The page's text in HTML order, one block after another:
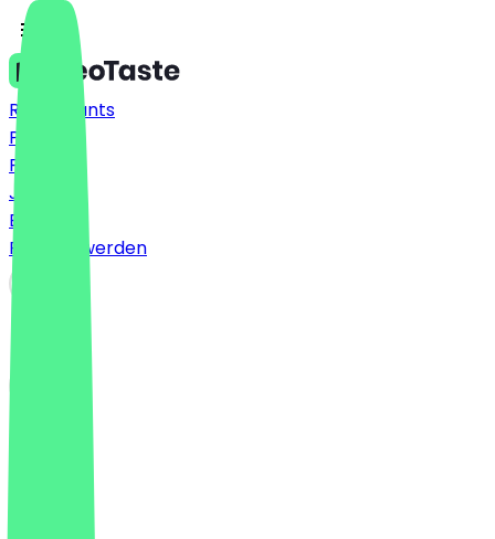
Restaurants
Preise
FAQ
Jobs
Blog
Partner werden